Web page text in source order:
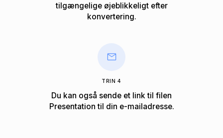
tilgængelige øjeblikkeligt efter
konvertering.
TRIN 4
Du kan også sende et link til filen
Presentation til din e-mailadresse.